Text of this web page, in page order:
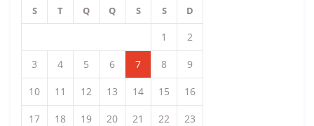
S T Q Q S S D
1 2
3 4 5 6 7 8 9
10 11 12 13 14 15 16
17 18 19 20 21 22 23